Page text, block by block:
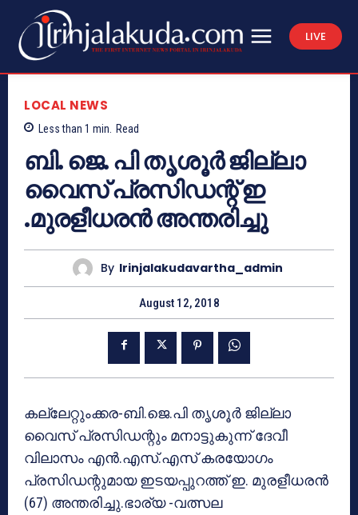
LIVE
LOCAL NEWS
Less than 1 min. Read
ബി. ജെ. പി തൃശൂര്‍ ജില്ലാ
വൈസ് പ്രസിഡന്റ് ഇ
.മുരളീധരന്‍ അന്തരിച്ചു
By Irinjalakudavartha_admin
August 12, 2018
കല്ലേറ്റുംക്കര-ബി.ജെ.പി തൃശൂര്‍ ജില്ലാ
വൈസ് പ്രസിഡന്റും മനാട്ടുകുന്ന് ദേവീ
വിലാസം എന്‍.എസ്.എസ് കരയോഗം
പ്രസിഡന്റുമായ ഇടയപ്പുറത്ത് ഇ. മുരളീധരന്‍
(67) അന്തരിച്ചു.ഭാര്യ -വത്സല